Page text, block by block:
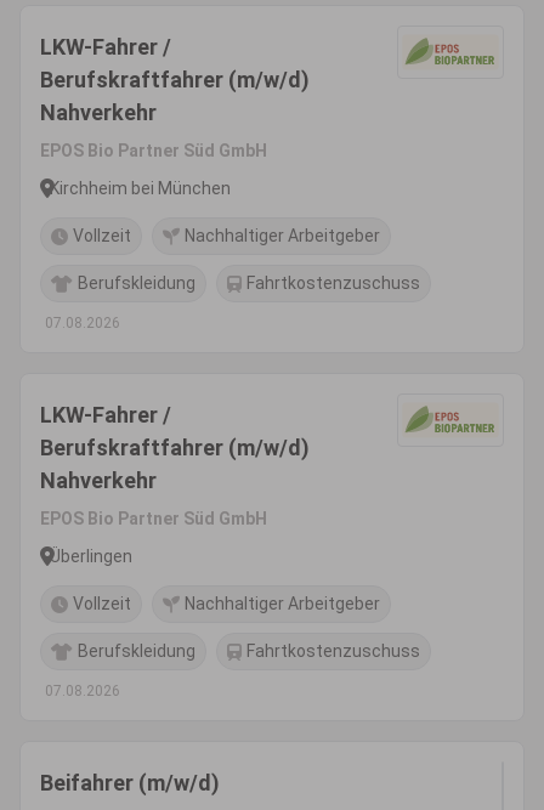
LKW-Fahrer /
Berufskraftfahrer (m/w/d)
Nahverkehr
EPOS Bio Partner Süd GmbH
Kirchheim bei München
Vollzeit Nachhaltiger Arbeitgeber
Berufskleidung Fahrtkostenzuschuss
07.08.2026
LKW-Fahrer /
Berufskraftfahrer (m/w/d)
Nahverkehr
EPOS Bio Partner Süd GmbH
Überlingen
Vollzeit Nachhaltiger Arbeitgeber
Berufskleidung Fahrtkostenzuschuss
07.08.2026
Beifahrer (m/w/d)